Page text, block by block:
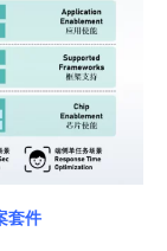
套件